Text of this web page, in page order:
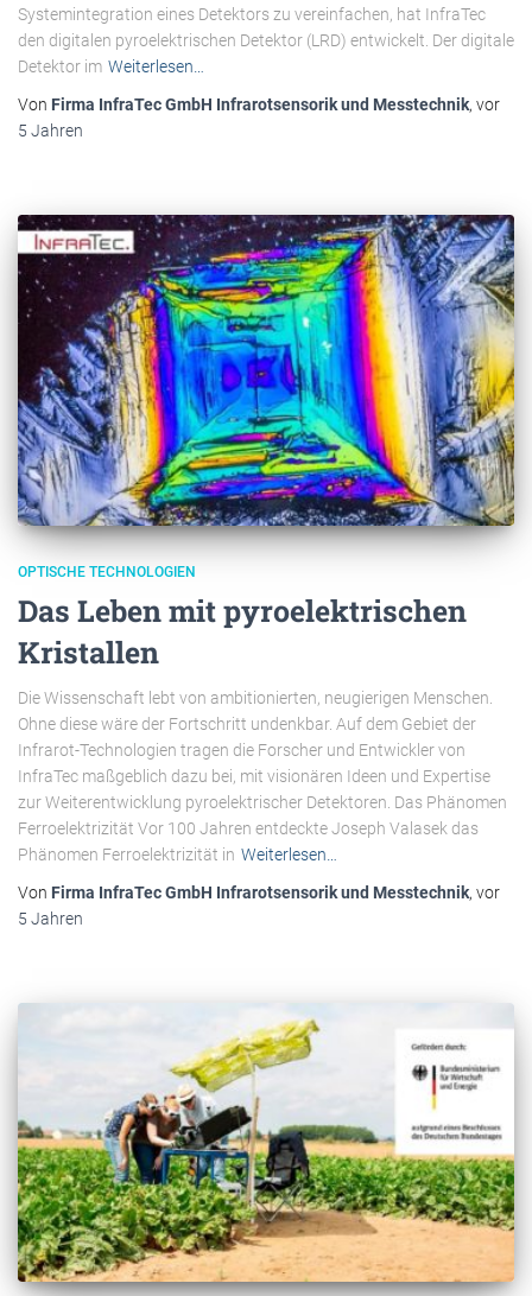
Systemintegration eines Detektors zu vereinfachen, hat InfraTec
den digitalen pyroelektrischen Detektor (LRD) entwickelt. Der digitale
Detektor im Weiterlesen…
Von Firma InfraTec GmbH Infrarotsensorik und Messtechnik, vor
5 Jahren
OPTISCHE TECHNOLOGIEN
Das Leben mit pyroelektrischen
Kristallen
Die Wissenschaft lebt von ambitionierten, neugierigen Menschen.
Ohne diese wäre der Fortschritt undenkbar. Auf dem Gebiet der
Infrarot-Technologien tragen die Forscher und Entwickler von
InfraTec maßgeblich dazu bei, mit visionären Ideen und Expertise
zur Weiterentwicklung pyroelektrischer Detektoren. Das Phänomen
Ferroelektrizität Vor 100 Jahren entdeckte Joseph Valasek das
Phänomen Ferroelektrizität in Weiterlesen…
Von Firma InfraTec GmbH Infrarotsensorik und Messtechnik, vor
5 Jahren